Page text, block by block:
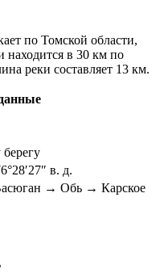
по Томской области,
находится в 30 км по
реки составляет 13 км.
в. д.
→ Обь → Карское